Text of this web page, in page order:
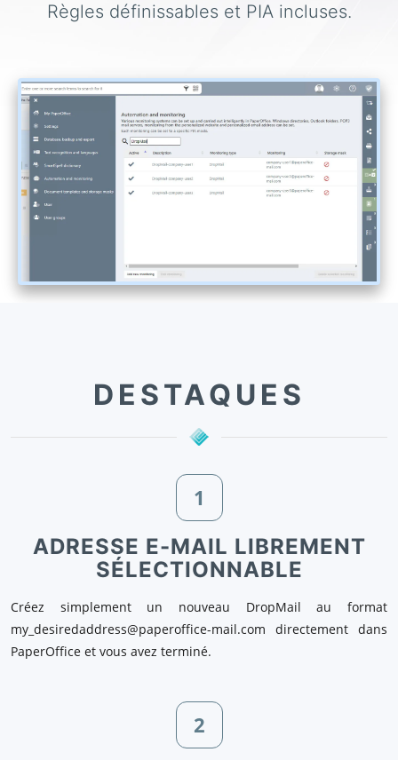
Règles définissables et PIA incluses.
DESTAQUES
1
ADRESSE E-MAIL LIBREMENT
SÉLECTIONNABLE
Créez simplement un nouveau DropMail au format
my_desiredaddress@paperoffice-mail.com directement dans
PaperOffice et vous avez terminé.
2